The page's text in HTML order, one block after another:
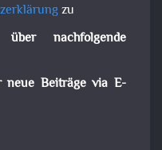
zu
nachfolgende
neue Beiträge via E-